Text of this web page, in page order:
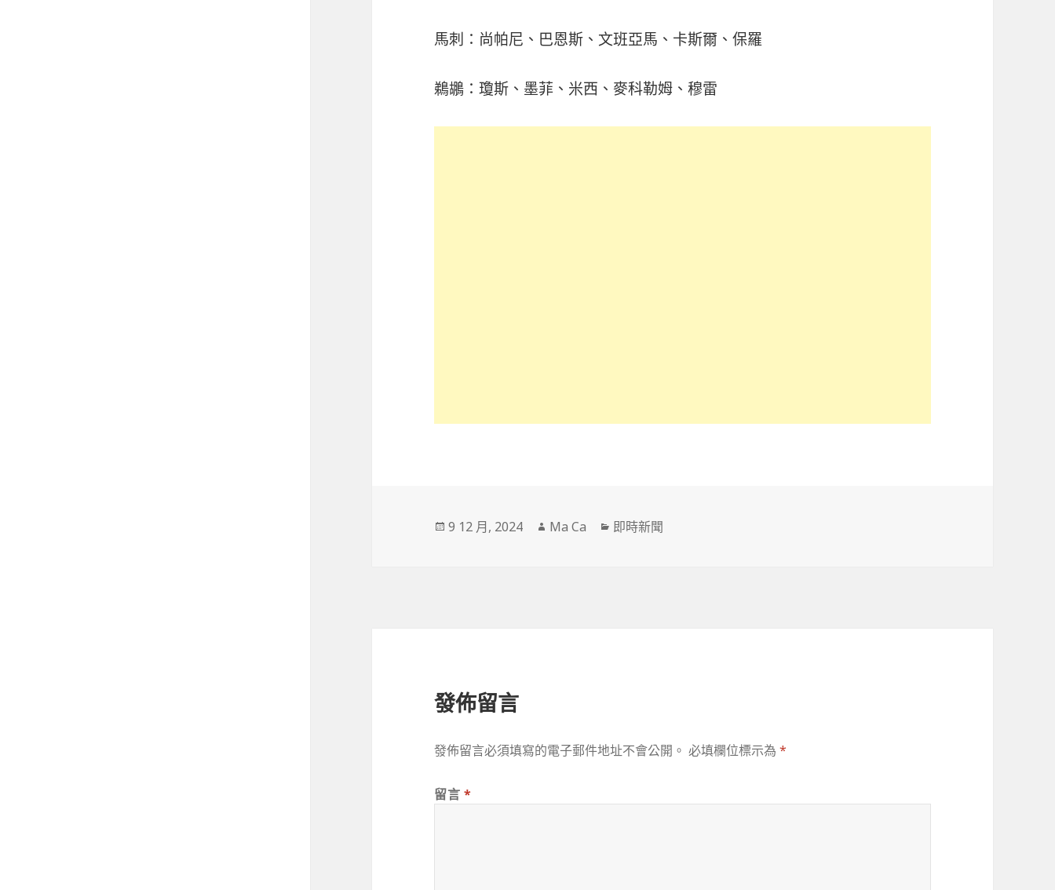
馬刺：尚帕尼、巴恩斯、文班亞馬、卡斯爾、保羅
鵜鶘：瓊斯、墨菲、米西、麥科勒姆、穆雷
發
9 12 月, 2024
作
Ma Ca
分
即時新聞
發佈留言
發佈留言必須填寫的電子郵件地址不會公開。 必填欄位標示為*
留言*